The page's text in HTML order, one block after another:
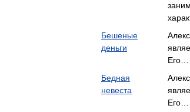
Бешеные
деньги
Его…
Бедная
невеста
Его…